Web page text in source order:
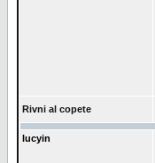
Rivni al copete
lucyin